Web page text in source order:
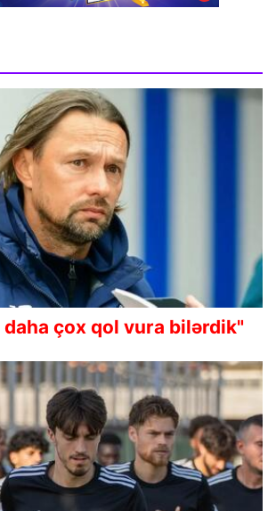
daha çox qol vura bilərdik"